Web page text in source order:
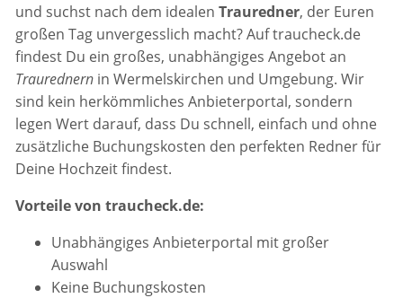
und suchst nach dem idealenTrauredner, der Euren
großen Tag unvergesslich macht? Auf traucheck.de
findest Du ein großes, unabhängiges Angebot an
Traurednern in Wermelskirchen und Umgebung. Wir
sind kein herkömmliches Anbieterportal, sondern
legen Wert darauf, dass Du schnell, einfach und ohne
zusätzliche Buchungskosten den perfekten Redner für
Deine Hochzeit findest.
Vorteile von traucheck.de:
Unabhängiges Anbieterportal mit großer
Auswahl
Keine Buchungskosten